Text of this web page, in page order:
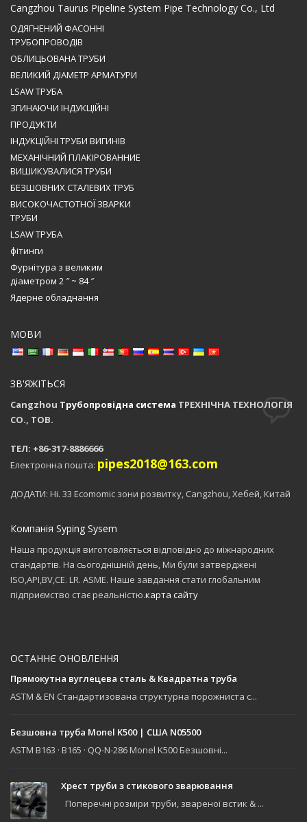
Cangzhou Taurus Pipeline System Pipe Technology Co., Ltd
ОДЯГНЕНИЙ ФАСОННІ
ТРУБОПРОВОДІВ
ОБЛИЦЬОВАНА ТРУБИ
ВЕЛИКИЙ ДІАМЕТР АРМАТУРИ
LSAW ТРУБА
ЗГИНАЮЧИ ІНДУКЦІЙНІ
ПРОДУКТИ
ІНДУКЦІЙНІ ТРУБИ ВИГИНІВ
МЕХАНІЧНИЙ ПЛАКІРОВАННИЕ
ВИШИКУВАЛИСЯ ТРУБИ
БЕЗШОВНИХ СТАЛЕВИХ ТРУБ
ВИСОКОЧАСТОТНОЇ ЗВАРКИ
ТРУБИ
LSAW ТРУБА
фітинги
Фурнітура з великим
діаметром 2 ″ ~ 84 ″
Ядерне обладнання
МОВИ
ЗВ'ЯЖІТЬСЯ
Cangzhou Трубопровідна система ТРЕХНІЧНА ТЕХНОЛОГІЯ
CO., ТОВ.
ТЕЛ: +86-317-8886666
Електронна пошта: pipes2018@163.com
ДОДАТИ: Ні. 33 Ecomomic зони розвитку, Cangzhou, Хебей, Китай
Компанія Syping Sysem
Наша продукція виготовляється відповідно до міжнародних
стандартів. На сьогоднішній день, Ми були затверджені
ISO,API,BV,CE. LR. ASME. Наше завдання стати глобальним
підприємство стає реальністю.карта сайту
ОСТАННЄ ОНОВЛЕННЯ
Прямокутна вуглецева сталь & Квадратна труба
ASTM & EN Стандартизована структурна порожниста с...
Безшовна труба Monel K500 | США N05500
ASTM B163 · B165 · QQ-N-286 Monel K500 Безшовні...
Хрест труби з стикового зварювання
Поперечні розміри труби, звареної встик & ...